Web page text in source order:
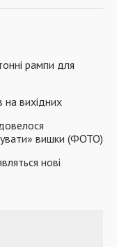
рампи для
на вихідних
вишки (ФОТО)
нові